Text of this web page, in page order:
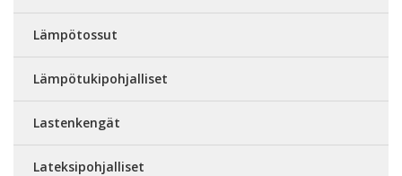
Lämpötossut
Lämpötukipohjalliset
Lastenkengät
Lateksipohjalliset